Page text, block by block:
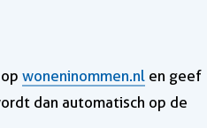
woneninommen.nl en geef
dan automatisch op de